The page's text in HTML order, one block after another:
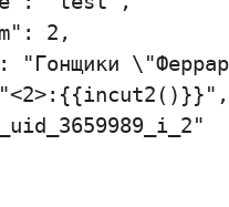
2,
"Гонщики